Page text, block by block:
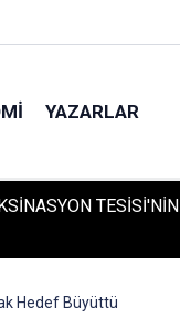
YAZARLAR
TESİSİ'NİN
Hedef Büyüttü